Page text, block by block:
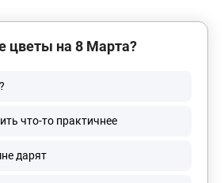
цветы на 8 Марта?
что-то практичнее
дарят